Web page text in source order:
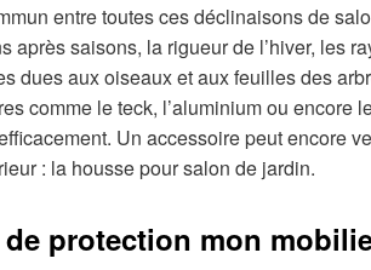
entre toutes ces déclinaisons de
après saisons, la rigueur de l’hiver, les
dues aux oiseaux et aux feuilles des
comme le teck, l’aluminium ou encore
Un accessoire peut encore
: la housse pour salon de jardin.
protection mon